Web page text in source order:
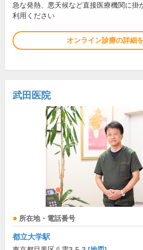
急な発熱、悪天候など直接医療機関に掛
利用ください
オンライン診療の詳細
武田医院
所在地・電話番号
都立大学駅